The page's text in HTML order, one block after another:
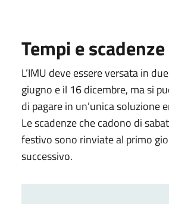
Tempi e scadenze
L’IMU deve essere versata in
giugno e il 16 dicembre, ma si
di pagare in un’unica soluzione
Le scadenze che cadono di
festivo sono rinviate al primo
successivo.